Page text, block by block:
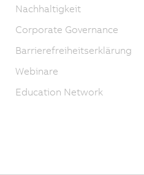
Nachhaltigkeit
Corporate Governance
Barrierefreiheitserklärung
Webinare
Education Network